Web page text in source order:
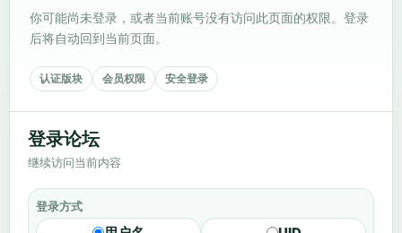
你可能尚未登录，或者当前账号没有访问此页面的权限。登录
后将自动回到当前页面。
认证版块 会员权限 安全登录
登录论坛
继续访问当前内容
登录方式